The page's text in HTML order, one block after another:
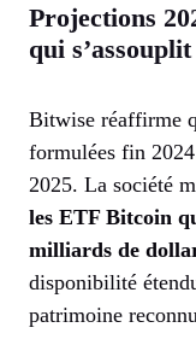
Projections
qui s’assouplit
Bitwise réaffirme
formulées fin
2025. La société
les ETF Bitcoin
milliards de
disponibilité
patrimoine